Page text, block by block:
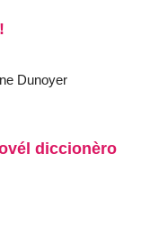
Dunoyer
diccionèro